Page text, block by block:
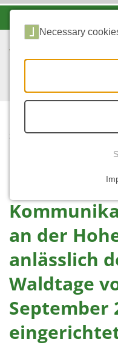
START
...
an der
anlässlich
Waldtage
September
Necessary